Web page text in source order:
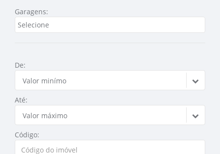
Garagens:
De:
Valor minímo
Até:
Valor máximo
Código: